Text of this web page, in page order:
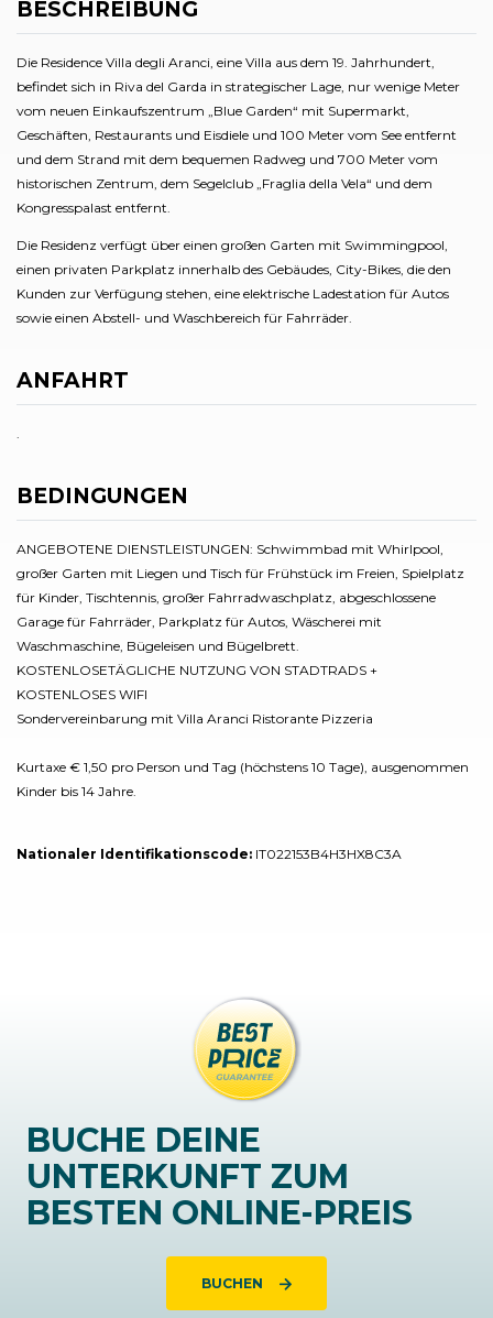
BESCHREIBUNG
Die Residence Villa degli Aranci, eine Villa aus dem 19. Jahrhundert,
befindet sich in Riva del Garda in strategischer Lage, nur wenige Meter
vom neuen Einkaufszentrum „Blue Garden“ mit Supermarkt,
Geschäften, Restaurants und Eisdiele und 100 Meter vom See entfernt
und dem Strand mit dem bequemen Radweg und 700 Meter vom
historischen Zentrum, dem Segelclub „Fraglia della Vela“ und dem
Kongresspalast entfernt.
Die Residenz verfügt über einen großen Garten mit Swimmingpool,
einen privaten Parkplatz innerhalb des Gebäudes, City-Bikes, die den
Kunden zur Verfügung stehen, eine elektrische Ladestation für Autos
sowie einen Abstell- und Waschbereich für Fahrräder.
ANFAHRT
BEDINGUNGEN
ANGEBOTENE DIENSTLEISTUNGEN: Schwimmbad mit Whirlpool,
großer Garten mit Liegen und Tisch für Frühstück im Freien, Spielplatz
für Kinder, Tischtennis, großer Fahrradwaschplatz, abgeschlossene
Garage für Fahrräder, Parkplatz für Autos, Wäscherei mit
Waschmaschine, Bügeleisen und Bügelbrett.
KOSTENLOSETÄGLICHE NUTZUNG VON STADTRADS +
KOSTENLOSES WIFI
Sondervereinbarung mit Villa Aranci Ristorante Pizzeria
Kurtaxe € 1,50 pro Person und Tag (höchstens 10 Tage), ausgenommen
Kinder bis 14 Jahre.
Nationaler Identifikationscode: IT022153B4H3HX8C3A
BUCHE DEINE
UNTERKUNFT ZUM
BESTEN ONLINE-PREIS
BUCHEN